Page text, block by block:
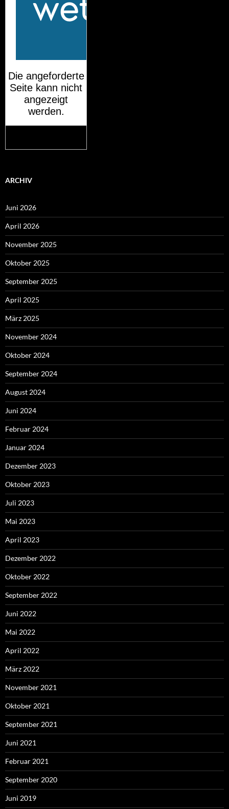
ARCHIV
Juni 2026
April 2026
November 2025
Oktober 2025
September 2025
April 2025
März 2025
November 2024
Oktober 2024
September 2024
August 2024
Juni 2024
Februar 2024
Januar 2024
Dezember 2023
Oktober 2023
Juli 2023
Mai 2023
April 2023
Dezember 2022
Oktober 2022
September 2022
Juni 2022
Mai 2022
April 2022
März 2022
November 2021
Oktober 2021
September 2021
Juni 2021
Februar 2021
September 2020
Juni 2019